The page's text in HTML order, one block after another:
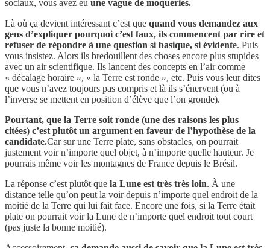
sociaux, vous avez eu une vague de moqueries.
Là où ça devient intéressant c’est que quand vous demandez aux
gens d’expliquer pourquoi c’est faux, ils commencent par rire et
refuser de répondre à une question si basique, si évidente. Puis
vous insistez. Alors ils bredouillent des choses encore plus stupides
avec un air scientifique. Ils lancent des concepts en l’air comme
« décalage horaire », « la Terre est ronde », etc. Puis vous leur dites
que vous n’avez toujours pas compris et là ils s’énervent (ou à
l’inverse se mettent en position d’élève que l’on gronde).
Pourtant, que la Terre soit ronde (une des raisons les plus
citées) c’est plutôt un argument en faveur de l’hypothèse de la
candidate.Car sur une Terre plate, sans obstacles, on pourrait
justement voir n’importe quel objet, à n’importe quelle hauteur. Je
pourrais même voir les montagnes de France depuis le Brésil.
La réponse c’est plutôt que la Lune est très très loin. À une
distance telle qu’on peut la voir depuis n’importe quel endroit de la
moitié de la Terre qui lui fait face. Encore une fois, si la Terre était
plate on pourrait voir la Lune de n’importe quel endroit tout court
(pas juste la bonne moitié).